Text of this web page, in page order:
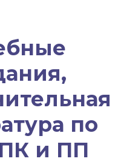
по
и ПП